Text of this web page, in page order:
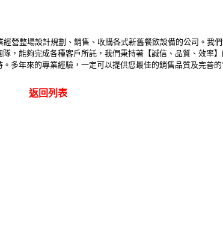
營整場設計規劃、銷售、收購各式新舊餐飲設備的公司。我
，能夠完成各種客戶所託，我們秉持著【誠信、品質、效率
多年來的專業經驗，一定可以提供您最佳的銷售品質及完善
返回列表